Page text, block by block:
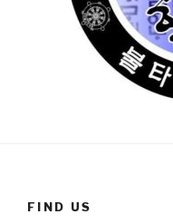
FIND US